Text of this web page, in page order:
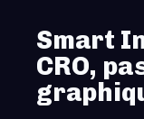
Smart
CRO,